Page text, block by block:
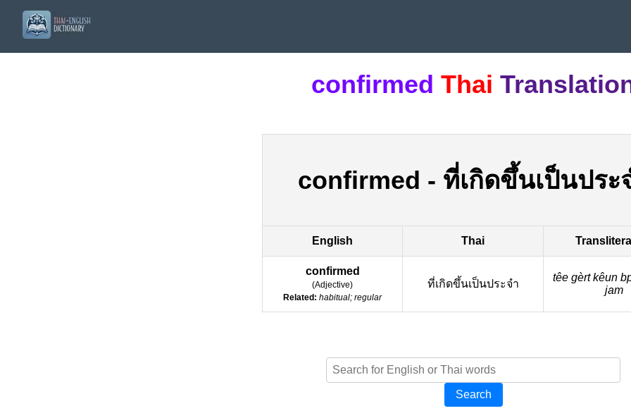
confirmed Thai
confirmed - ที่เกิดขึ้นเป็นประ
English Thai
confirmed
(Adjective)
Related: habitual; regular
ที่เกิดขึ้นเป็นประจำ
têe gèrt kêun
jam
Search